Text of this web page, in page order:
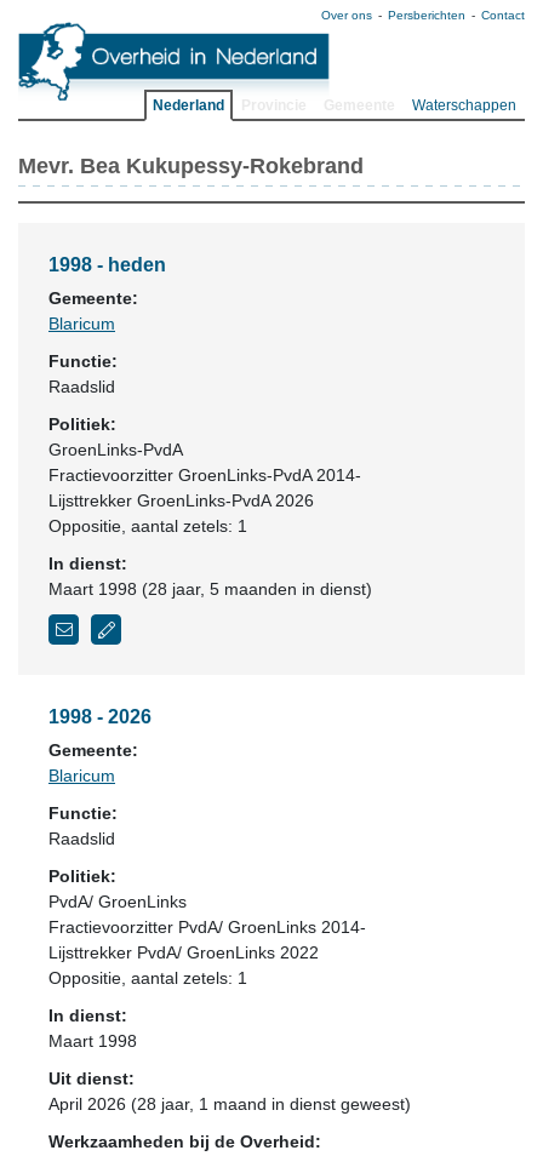
Over ons Persberichten Contact
Nederland Waterschappen
Mevr. Bea Kukupessy-Rokebrand
1998 - heden
Gemeente:
Blaricum
Functie:
Raadslid
Politiek:
GroenLinks-PvdA
Fractievoorzitter GroenLinks-PvdA 2014-
Lijsttrekker GroenLinks-PvdA 2026
Oppositie , aantal zetels: 1
In dienst:
Maart 1998 (28 jaar, 5 maanden in dienst)
1998 - 2026
Gemeente:
Blaricum
Functie:
Raadslid
Politiek:
PvdA/ GroenLinks
Fractievoorzitter PvdA/ GroenLinks 2014-
Lijsttrekker PvdA/ GroenLinks 2022
Oppositie , aantal zetels: 1
In dienst:
Maart 1998
Uit dienst:
April 2026 (28 jaar, 1 maand in dienst geweest)
Werkzaamheden bij de Overheid: